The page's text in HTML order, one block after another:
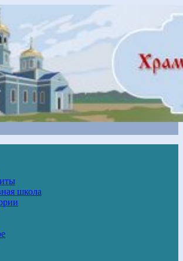
школа